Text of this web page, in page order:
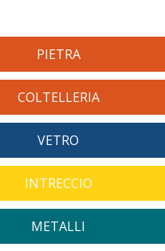
PIETRA
COLTELLERIA
VETRO
INTRECCIO
METALLI